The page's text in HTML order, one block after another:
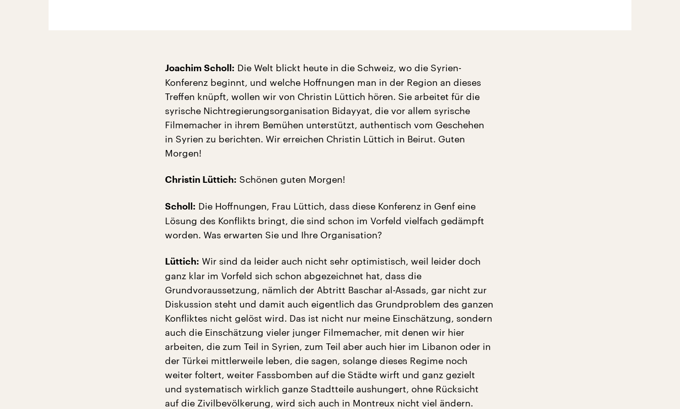
Joachim Scholl: Die Welt blickt heute in die Schweiz, wo die Syrien-
Konferenz beginnt, und welche Hoffnungen man in der Region an dieses
Treffen knüpft, wollen wir von Christin Lüttich hören. Sie arbeitet für die
syrische Nichtregierungsorganisation Bidayyat, die vor allem syrische
Filmemacher in ihrem Bemühen unterstützt, authentisch vom Geschehen
in Syrien zu berichten. Wir erreichen Christin Lüttich in Beirut. Guten
Morgen!
Christin Lüttich: Schönen guten Morgen!
Scholl: Die Hoffnungen, Frau Lüttich, dass diese Konferenz in Genf eine
Lösung des Konflikts bringt, die sind schon im Vorfeld vielfach gedämpft
worden. Was erwarten Sie und Ihre Organisation?
Lüttich: Wir sind da leider auch nicht sehr optimistisch, weil leider doch
ganz klar im Vorfeld sich schon abgezeichnet hat, dass die
Grundvoraussetzung, nämlich der Abtritt Baschar al-Assads, gar nicht zur
Diskussion steht und damit auch eigentlich das Grundproblem des ganzen
Konfliktes nicht gelöst wird. Das ist nicht nur meine Einschätzung, sondern
auch die Einschätzung vieler junger Filmemacher, mit denen wir hier
arbeiten, die zum Teil in Syrien, zum Teil aber auch hier im Libanon oder in
der Türkei mittlerweile leben, die sagen, solange dieses Regime noch
weiter foltert, weiter Fassbomben auf die Städte wirft und ganz gezielt
und systematisch wirklich ganze Stadtteile aushungert, ohne Rücksicht
auf die Zivilbevölkerung, wird sich auch in Montreux nicht viel ändern.